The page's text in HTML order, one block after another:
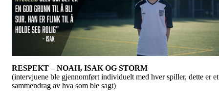
RESPEKT – NOAH, ISAK OG STORM
(intervjuene ble gjennomført individuelt med hver spiller, dette er et
sammendrag av hva som ble sagt)